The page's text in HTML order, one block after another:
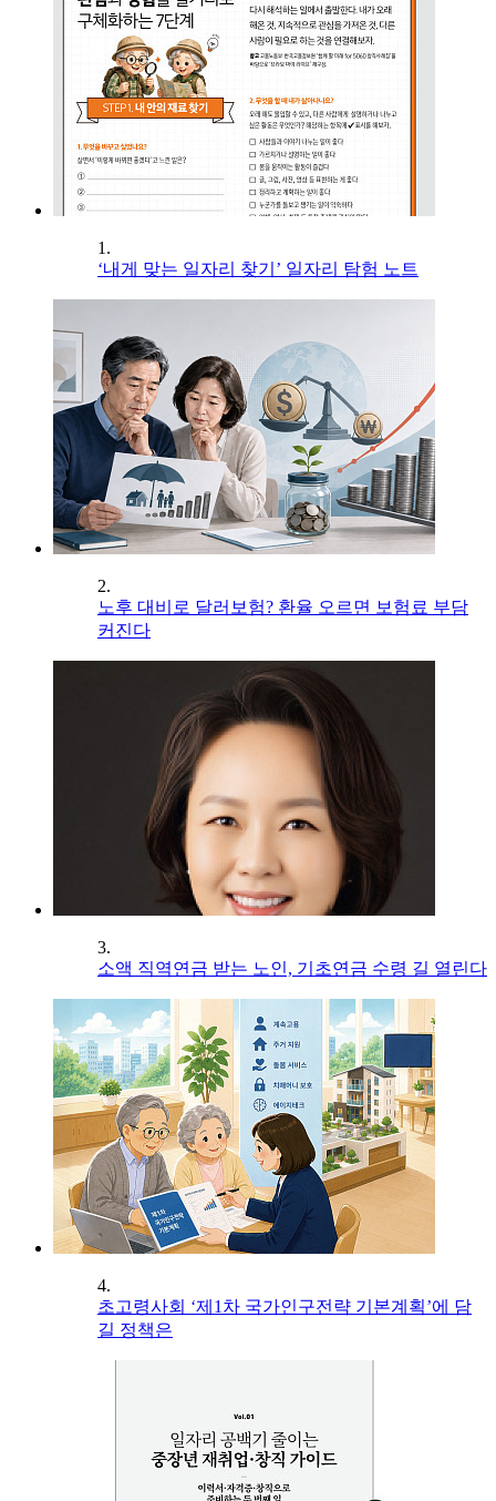
1.
‘내게 맞는 일자리 찾기’ 일자리 탐험 노트
2.
노후 대비로 달러보험? 환율 오르면 보험료 부담
커진다
3.
소액 직역연금 받는 노인, 기초연금 수령 길 열린다
4.
초고령사회 ‘제1차 국가인구전략 기본계획’에 담
길 정책은